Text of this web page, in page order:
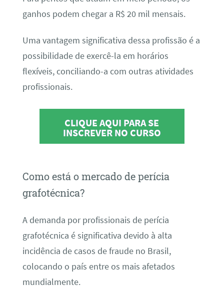
ganhos podem chegar a R$ 20 mil mensais.
Uma vantagem significativa dessa profissão é a
possibilidade de exercê-la em horários
flexíveis, conciliando-a com outras atividades
profissionais.
CLIQUE AQUI PARA SE
INSCREVER NO CURSO
Como está o mercado de perícia
grafotécnica?
A demanda por profissionais de perícia
grafotécnica é significativa devido à alta
incidência de casos de fraude no Brasil,
colocando o país entre os mais afetados
mundialmente.